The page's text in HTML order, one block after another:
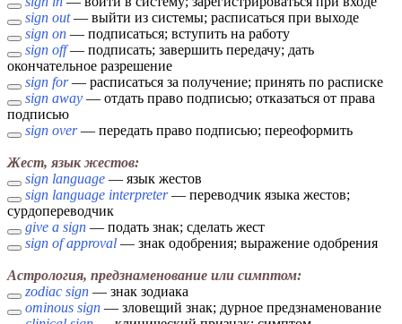
sign out— выйти из системы; расписаться при выходе
sign on — подписаться; вступить на работу
sign off— подписать; завершить передачу; дать
окончательное разрешение
sign for— расписаться за получение; принять по расписке
sign away — отдать право подписью; отказаться от права
подписью
sign over— передать право подписью; переоформить
Жест, язык жестов:
sign language — язык жестов
sign language interpreter— переводчик языка жестов;
сурдопереводчик
give a sign — подать знак; сделать жест
sign of approval — знак одобрения; выражение одобрения
Астрология, предзнаменование или симптом:
zodiac sign — знак зодиака
ominous sign — зловещий знак; дурное предзнаменование